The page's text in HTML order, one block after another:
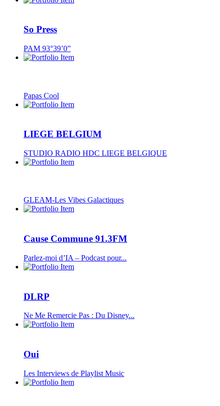
So Press
PAM 93°39’0”
Papas Cool
LIEGE BELGIUM
STUDIO RADIO HDC LIEGE BELGIQUE
GLEAM-Les Vibes Galactiques
Cause Commune 91.3FM
Parlez-moi d’IA – Podcast pour...
DLRP
Ne Me Remercie Pas : Du Disney...
Oui
Les Interviews de Playlist Music